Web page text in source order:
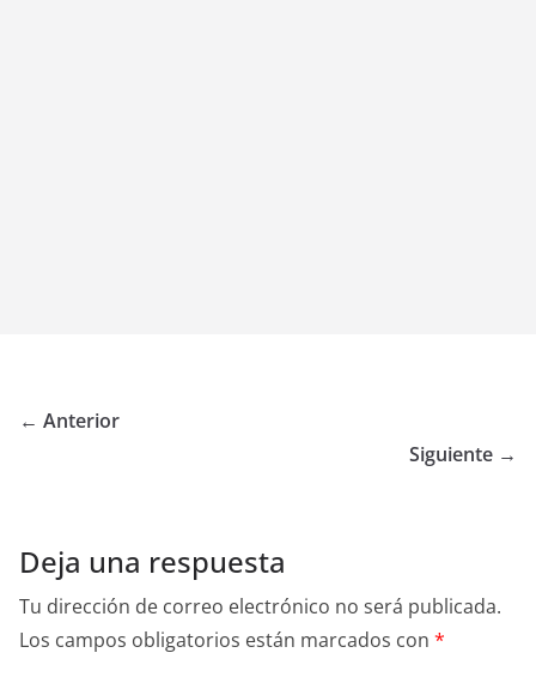
← Anterior
Siguiente →
Deja una respuesta
Tu dirección de correo electrónico no será publicada.
Los campos obligatorios están marcados con *